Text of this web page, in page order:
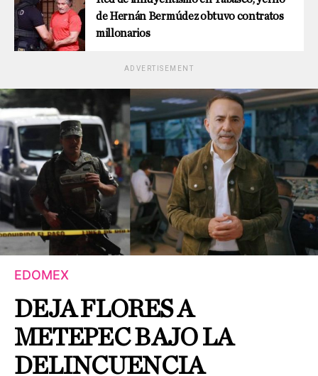
de Hernán Bermúdez obtuvo contratos
millonarios
ADVERTISEMENT
EDOMEX
DEJA FLORES A
METEPEC BAJO LA
DELINCUENCIA